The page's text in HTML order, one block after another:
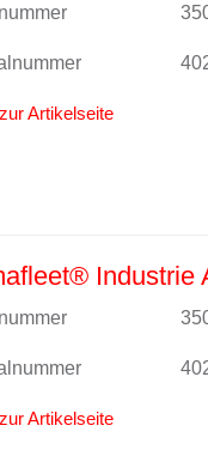
Artikelseite
Industrie
Artikelseite